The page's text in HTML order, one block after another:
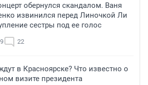
обернулся скандалом. Ваня
извинился перед Линочкой Ли
сестры под ее голос
22
в Красноярске? Что известно о
визите президента